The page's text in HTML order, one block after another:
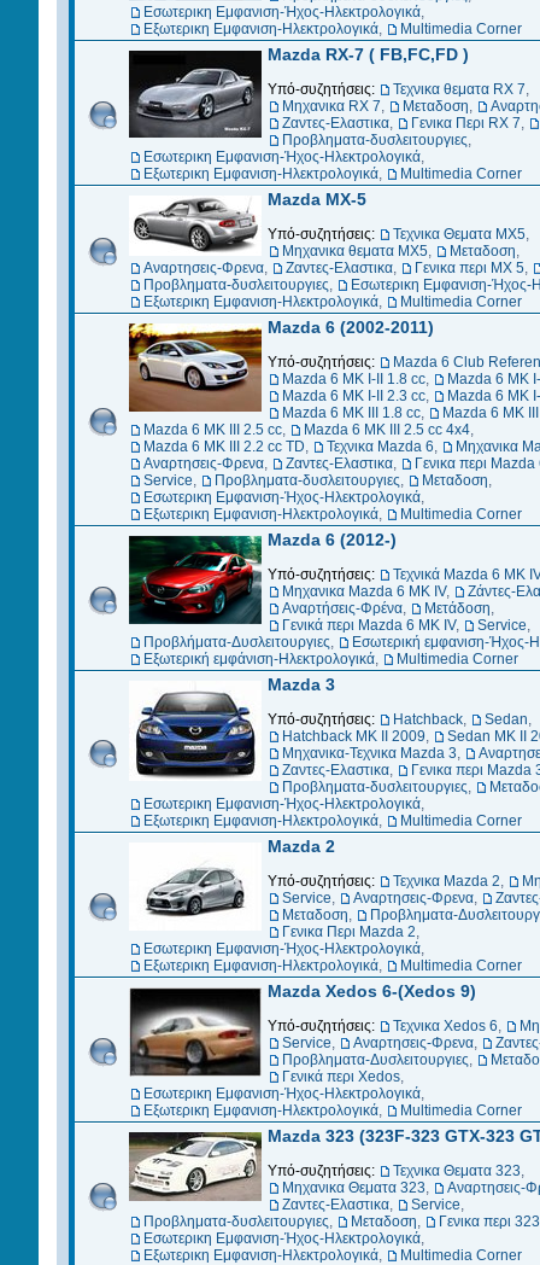
Εσωτερικη Εμφανιση-Ήχος-Ηλεκτρολογικά,
Εξωτερικη Εμφανιση-Ηλεκτρολογικά, Multimedia Corner
Mazda RX-7 ( FB,FC,FD )
Υπό-συζητήσεις: Τεχνικα θεματα RX 7,
Μηχανικα RX 7, Μεταδοση,
Ζαντες-Ελαστικα, Γενικα Περι RX 7,
Προβληματα-δυσλειτουργιες,
Εσωτερικη Εμφανιση-Ήχος-Ηλεκτρολογικά,
Εξωτερικη Εμφανιση-Ηλεκτρολογικά, Multimedia Corner
Mazda MX-5
Υπό-συζητήσεις: Τεχνικα Θεματα MX5,
Μηχανικα θεματα ΜΧ5, Μεταδοση,
Αναρτησεις-Φρενα, Ζαντες-Ελαστικα, Γενικα περι MX 5,
Προβληματα-δυσλειτουργιες,
Εσωτερικη Εμφανιση-Ήχος-
Εξωτερικη Εμφανιση-Ηλεκτρολογικά, Multimedia Corner
Mazda 6 (2002-2011)
Υπό-συζητήσεις:
Mazda 6 Club
Mazda 6 MK I-II 1.8 cc,
Mazda 6 MK
Mazda 6 MK I-II 2.3 cc,
Mazda 6 MK
Mazda 6 ΜΚ III 1.8 cc,
Mazda 6 ΜΚ
Mazda 6 ΜΚ III 2.5 cc, Mazda 6 MK III 2.5 cc 4x4,
Μazda 6 MK III 2.2 cc TD, Τεχνικα Mazda 6,
Μηχανικα
Αναρτησεις-Φρενα, Ζαντες-Ελαστικα,
Γενικα περι
Service, Προβληματα-δυσλειτουργιες, Μεταδοση,
Εσωτερικη Εμφανιση-Ήχος-Ηλεκτρολογικά,
Εξωτερικη Εμφανιση-Ηλεκτρολογικά, Multimedia Corner
Mazda 6 (2012-)
Υπό-συζητήσεις:
Τεχνικά Mazda 6 MK IV
Μηχανικα Mazda 6 MK IV,
Ζάντες-
Αναρτήσεις-Φρένα, Μετάδοση,
Γενικά περι Mazda 6 MK IV, Service,
Προβλήματα-Δυσλειτουργιες,
Εσωτερική εμφανιση-Ήχος-
Εξωτερική εμφάνιση-Ηλεκτρολογικά, Multimedia Corner
Mazda 3
Υπό-συζητήσεις: Hatchback, Sedan,
Ηatchback ΜΚ ΙΙ 2009,
Sedan MK II
Μηχανικα-Τεχνικα Mazda 3,
Ζαντες-Ελαστικα,
Γενικα περι Mazda
Προβληματα-δυσλειτουργιες,
Εσωτερικη Εμφανιση-Ήχος-Ηλεκτρολογικά,
Εξωτερικη Εμφανιση-Ηλεκτρολογικά, Multimedia Corner
Mazda 2
Υπό-συζητήσεις: Τεχνικα Mazda 2,
Service, Αναρτησεις-Φρενα,
Μεταδοση,
Προβληματα-
Γενικα Περι Mazda 2,
Εσωτερικη Εμφανιση-Ήχος-Ηλεκτρολογικά,
Εξωτερικη Εμφανιση-Ηλεκτρολογικά, Multimedia Corner
Mazda Xedos 6-(Xedos 9)
Υπό-συζητήσεις: Τεχνικα Xedos 6,
Service, Αναρτησεις-Φρενα,
Προβληματα-Δυσλειτουργιες,
Γενικά περι Xedos,
Εσωτερικη Εμφανιση-Ήχος-Ηλεκτρολογικά,
Εξωτερικη Εμφανιση-Ηλεκτρολογικά, Multimedia Corner
Mazda 323 (323F-323 GTX-323
Υπό-συζητήσεις: Τεχνικα Θεματα 323,
Μηχανικα Θεματα 323,
Αναρτησεις-
Ζαντες-Ελαστικα, Service,
Προβληματα-δυσλειτουργιες, Μεταδοση, Γενικα περι 323
Εσωτερικη Εμφανιση-Ήχος-Ηλεκτρολογικά,
Εξωτερικη Εμφανιση-Ηλεκτρολογικά, Multimedia Corner